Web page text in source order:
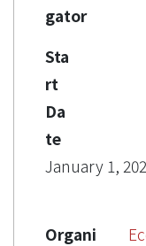
gator
Sta
rt
Da
te
January 1,
Organi